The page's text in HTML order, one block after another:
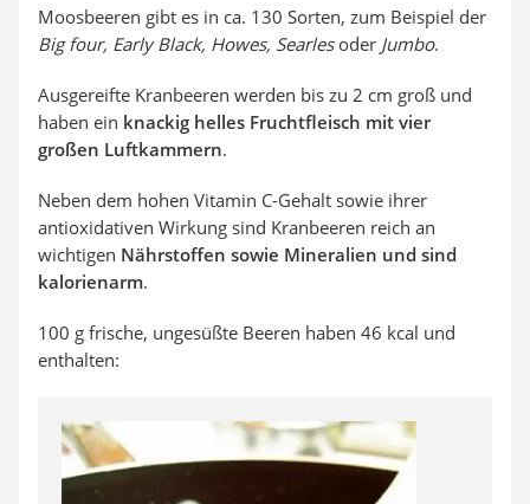
Moosbeeren gibt es in ca. 130 Sorten, zum Beispiel der
Big four, Early Black, Howes, Searlesoder Jumbo.
Ausgereifte Kranbeeren werden bis zu 2 cm groß und
haben ein knackig helles Fruchtfleisch mit vier
großen Luftkammern.
Neben dem hohen Vitamin C-Gehalt sowie ihrer
antioxidativen Wirkung sind Kranbeeren reich an
wichtigen Nährstoffen sowie Mineralien und sind
kalorienarm.
100 g frische, ungesüßte Beeren haben 46 kcal und
enthalten: